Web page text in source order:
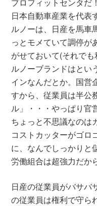
日本自動車産業を代表
ルノーは、日産を馬車
っとモメていて調停が
がせておいて(それで
ルノーブランドはとい
インなんだとか。国営
すから、従業員は半公
ル」・・・やっぱり
ちょっと不思議なのは
コストカッターがゴロ
に、なんでしっかりと
労働組合は超強力だか
日産の従業員がバサバ
の従業員は権利で守ら